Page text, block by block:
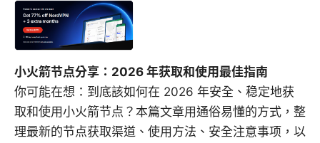
小火箭节点分享：2026 年获取和使用最佳指南
你可能在想：到底該如何在 2026 年安全、稳定地获
取和使用小火箭节点？本篇文章用通俗易懂的方式，整
理最新的节点获取渠道、使用方法、安全注意事项，以